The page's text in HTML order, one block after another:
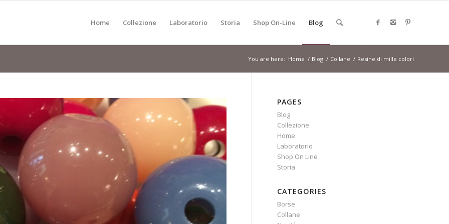
Home Collezione Laboratorio Storia Shop On-Line Blog
You are here: Home / Blog / Collane / Resine di mille colori
PAGES
Blog
Collezione
Home
Laboratorio
Shop On Line
Storia
CATEGORIES
Borse
Collane